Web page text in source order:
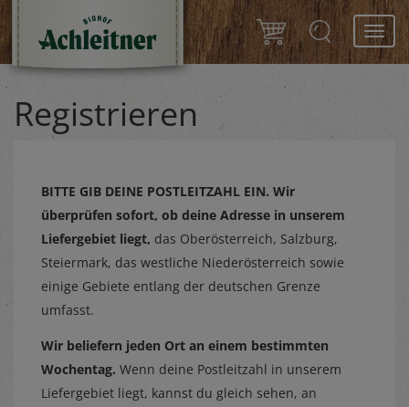
Registrieren
BITTE GIB DEINE POSTLEITZAHL EIN. Wir
überprüfen sofort, ob deine Adresse in unserem
Liefergebiet liegt, das Oberösterreich, Salzburg,
Steiermark, das westliche Niederösterreich sowie
einige Gebiete entlang der deutschen Grenze
umfasst.
Wir beliefern jeden Ort an einem bestimmten
Wochentag. Wenn deine Postleitzahl in unserem
Liefergebiet liegt, kannst du gleich sehen, an